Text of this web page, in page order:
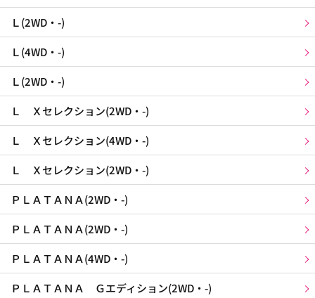
Ｌ(2WD・-)
Ｌ(4WD・-)
Ｌ(2WD・-)
Ｌ Ｘセレクション(2WD・-)
Ｌ Ｘセレクション(4WD・-)
Ｌ Ｘセレクション(2WD・-)
ＰＬＡＴＡＮＡ(2WD・-)
ＰＬＡＴＡＮＡ(2WD・-)
ＰＬＡＴＡＮＡ(4WD・-)
ＰＬＡＴＡＮＡ Ｇエディション(2WD・-)